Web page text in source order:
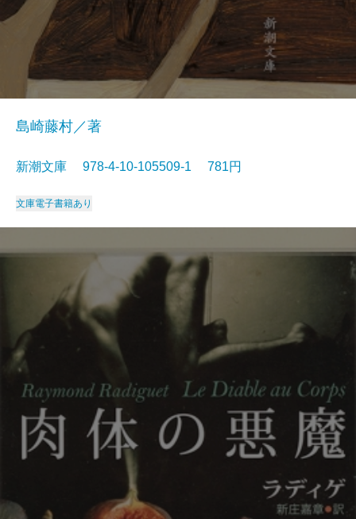
島崎藤村／著
新潮文庫 978-4-10-105509-1 781円
文庫電子書籍あり